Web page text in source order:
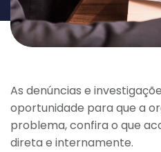
As denúncias e
oportunidade para que a
problema, confira o que
direta e internamente.